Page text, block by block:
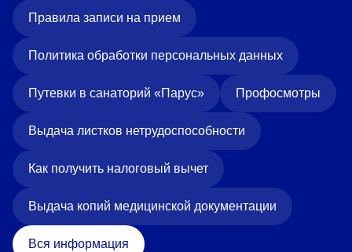
Правила записи на прием
Политика обработки персональных данных
Путевки в санаторий «Парус» Профосмотры
Выдача листков нетрудоспособности
Как получить налоговый вычет
Выдача копий медицинской документации
Вся информация